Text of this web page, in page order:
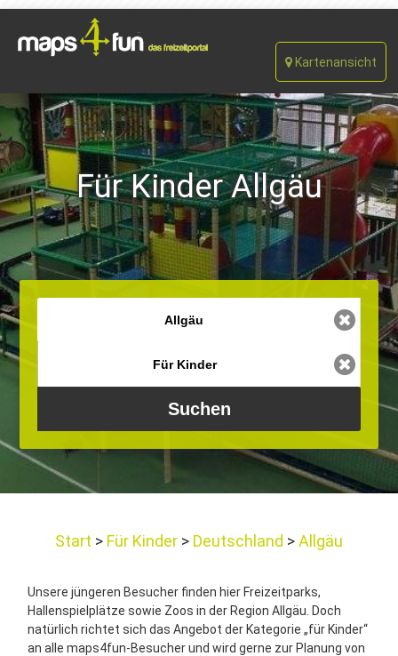
Kartenansicht
Für Kinder Allgäu
Start Für Kinder Deutschland Allgäu
Unsere jüngeren Besucher finden hier Freizeitparks,
Hallenspielplätze sowie Zoos in der Region Allgäu. Doch
natürlich richtet sich das Angebot der Kategorie „für Kinder“
an alle maps4fun-Besucher und wird gerne zur Planung von